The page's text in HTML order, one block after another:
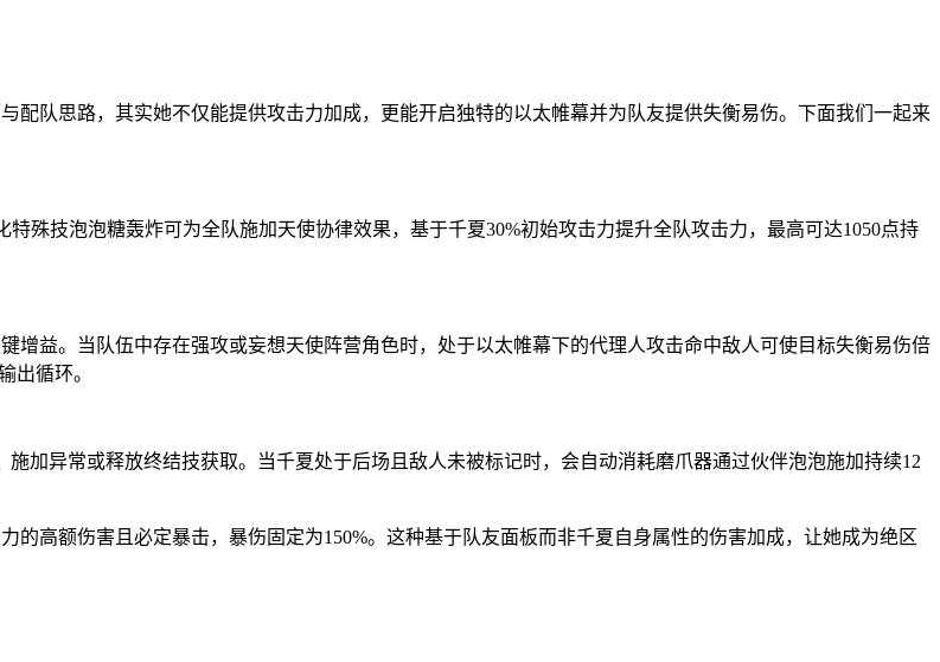
配队思路，其实她不仅能提供攻击力加成，更能开启独特的以太帷幕并为队友提供失衡易伤。下面我们一起来
殊技泡泡糖轰炸可为全队施加天使协律效果，基于千夏30%初始攻击力提升全队攻击力，最高可达1050点持
增益。当队伍中存在强攻或妄想天使阵营角色时，处于以太帷幕下的代理人攻击命中敌人可使目标失衡易伤倍
出循环。
加异常或释放终结技获取。当千夏处于后场且敌人未被标记时，会自动消耗磨爪器通过伙伴泡泡施加持续12
高额伤害且必定暴击，暴伤固定为150%。这种基于队友面板而非千夏自身属性的伤害加成，让她成为绝区